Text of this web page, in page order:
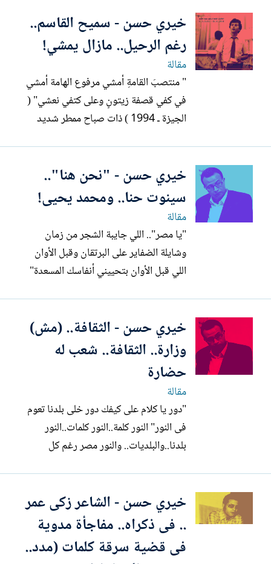
البعيد ـ شمس النهار حزينة، وأصوات
العصافير سجينة، وأصوات المارة (في حي
المنيرة / السيدة...
خيري حسن - سميح القاسم..
رغم الرحيل.. مازال يمشي!
مقالة
" منتصبَ القامةِ أمشي مرفوع الهامة أمشي
في كفي قصفة زيتونٍ وعلى كتفي نعشي" (
الجيزة ـ 1994 ) ذات صباح ممطر شديد
شارعي ربيع الجيزي( هكذا كان اسمه ووصفه
ـ وشارع أو امتداد - شارع البحر الأعظم(
الذي هو النيل ) ـ هكذا...
خيري حسن - "نحن هنا"..
سينوت حنا.. ومحمد يحيى!
مقالة
"يا مصر".. اللي جايبة الشجر من زمان
وشايلة الضفاير على البرتقان وقبل الأوان
اللي قبل الأوان بتحييني أنفاسك المسعدة"
المدينة البعيدة، الهادئة، الجميلة، السعيدة،
لاستقبال مصطفى باشا النحاس، ومن معه
من رجال حزب...
خيري حسن - الثقافة.. (مش)
وزارة.. الثقافة.. شعب له
حضارة
مقالة
"دور يا كلام على كيفك دور خلى بلدنا تعوم
فى النور" النور كلمة..النور كلمات..النور
بلدنا..والبلديات.. والنور مصر رغم كل
ضمير، وضحكة ومصير، وشهامة، وقَيامه،
وسكة.. ودكة مع( كوباية) شاي! النور
محاضرة و(ندوة)...
خيري حسن - الشاعر زكى عمر
.. فى ذكراه.. مفاجأة مدوية
فى قضية سرقة كلمات (مدد..